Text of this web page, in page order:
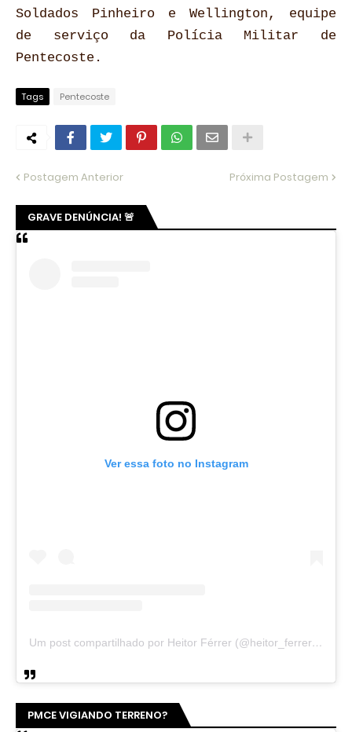
Soldados Pinheiro e Wellington, equipe
de serviço da Polícia Militar de
Pentecoste.
Tags Pentecoste
Postagem Anterior Próxima Postagem
GRAVE DENÚNCIA! 🚨
Ver essa foto no Instagram
Um post compartilhado por Heitor Férrer (@heitor_ferrer77)
PMCE VIGIANDO TERRENO?